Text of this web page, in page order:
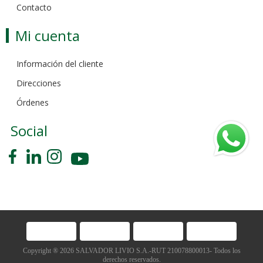
Contacto
Mi cuenta
Información del cliente
Direcciones
Órdenes
Social
Copyright ® 2026 SALVADOR LIVIO S.A.-RUT 210078800013- Todos los
derechos reservados.